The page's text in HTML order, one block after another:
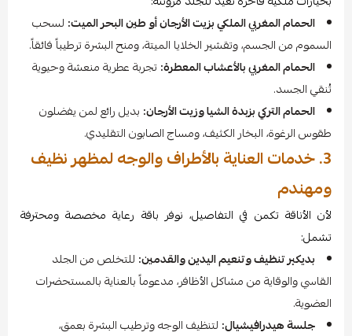
الحمام المغربي الملكي بزيت الأرجان أو طين البحر الميت: لسحب
السموم من الجسم، وتقشير الخلايا الميتة، ومنح البشرة ترطيباً فائقاً.
الحمام المغربي بالأعشاب المعطرة:تجربة عطرية منعشة وحيوية
تُنقي الجسد.
الحمام التركي بزبدة الشيا وزيت الأرجان: بديل رائع لمن يفضلون
طقوس الرغوة، البخار الكثيف، ومساج الصابون التقليدي.
3. خدمات العناية بالأطراف والوجه لمظهر نظيف
ومهندم
لأن الأناقة تكمن في التفاصيل، نوفر باقة رعاية مخصصة ومحترفة
تشمل:
بديكير تنظيف وتنعيم اليدين والقدمين: للتخلص من الجلد
القاسي والوقاية من مشاكل الأظافر، مدعوماً بالعناية بالمستحضرات
العضوية.
جلسة هيدرافيشيال: لتنظيف الوجه وترطيب البشرة بعمق،